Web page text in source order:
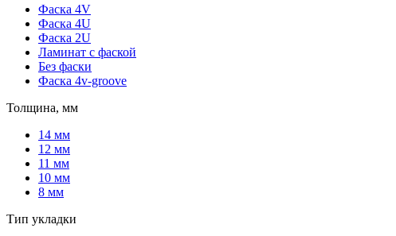
Фаска 4V
Фаска 4U
Фаска 2U
Ламинат с фаской
Без фаски
Фаска 4v-groove
Толщина, мм
14 мм
12 мм
11 мм
10 мм
8 мм
Тип укладки